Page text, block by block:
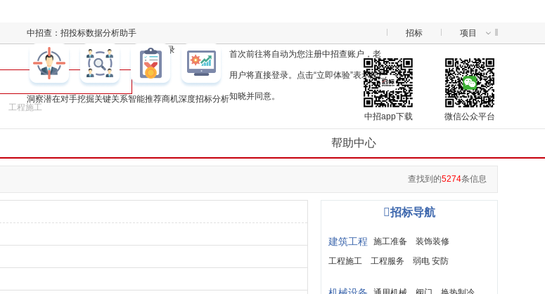
中招查：招投标数据分析助手
洞察潜在对手挖掘关键关系智能推荐商机深度招标分析
首次前往将自动为您注册中招查账户，老
用户将直接登录。点击“立即体验”表示您已
知晓并同意。
招标
项目
凯发k8登录
工程施工
微信公众平台
中招app下载
帮助中心
查找到的5274条信息
招标导航
建筑工程 施工准备
装饰装修
工程施工
工程服务
弱电 安防